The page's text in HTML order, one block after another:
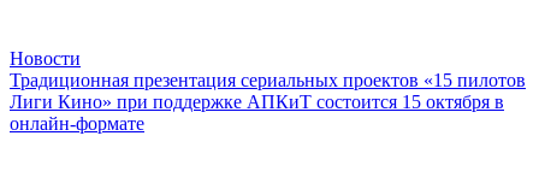
Новости
Традиционная презентация сериальных проектов «15 пилотов
Лиги Кино» при поддержке АПКиТ состоится 15 октября в
онлайн-формате